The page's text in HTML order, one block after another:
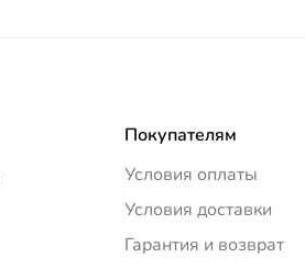
Покупателям
Условия оплаты
Условия доставки
Гарантия и возврат